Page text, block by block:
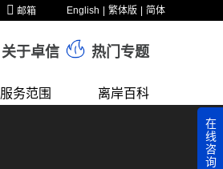
English 繁体版 简体
邮箱
关于卓信 热门专题
服务范围 离岸百科
在
线
咨
询